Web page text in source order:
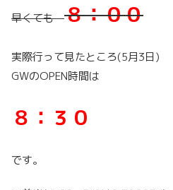
早くても８：００
実際行って見たところ(5月3日)
GWのOPEN時間は
８：３０
です。